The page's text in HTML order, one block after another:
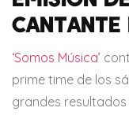
CANTANTE
‘Somos Música’
prime time de los
grandes